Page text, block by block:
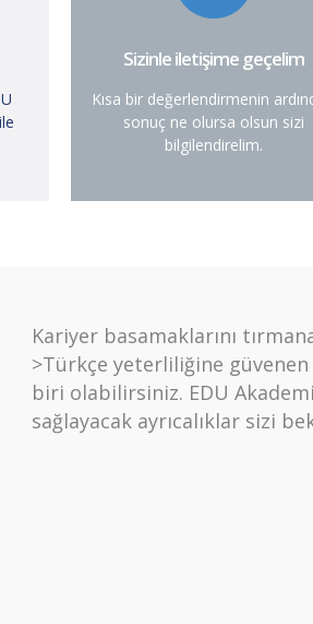
Sizinle iletişime geçelim
Kısa bir değerlendirmenin
sonuç ne olursa olsun sizi
bilgilendirelim.
Kariyer basamaklarını
>Türkçe yeterliliğine
biri olabilirsiniz. EDU
sağlayacak ayrıcalıklar sizi